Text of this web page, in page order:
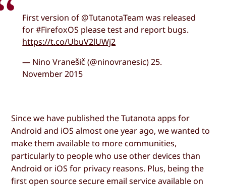
First version of @TutanotaTeam was released
for #FirefoxOS please test and report bugs.
https://t.co/UbuV2lUWj2
— Nino Vranešič (@ninovranesic) 25.
November 2015
Since we have published the Tutanota apps for
Android and iOS almost one year ago, we wanted to
make them available to more communities,
particularly to people who use other devices than
Android or iOS for privacy reasons. Plus, being the
first open source secure email service available on